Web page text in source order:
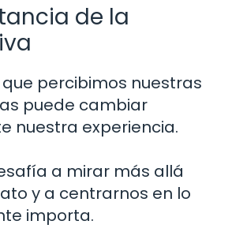
de la
percibimos nuestras
puede cambiar
nuestra experiencia.
a mirar más allá
y a centrarnos en lo
importa.